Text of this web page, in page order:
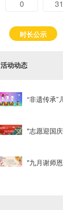
0
31
时长公示
活动动态
“非遗传承”
"志愿迎国
"九月谢师